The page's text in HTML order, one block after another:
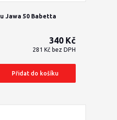
Jawa 50 Babetta
340 Kč
281 Kč bez DPH
Přidat do košíku